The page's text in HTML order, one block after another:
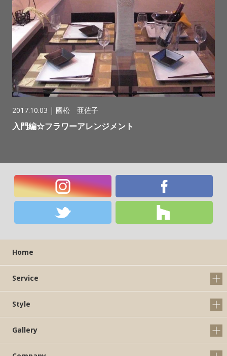
2017.10.03 | 國松 亜佐子
入門編☆フラワーアレンジメント
Home
Service
Style
Gallery